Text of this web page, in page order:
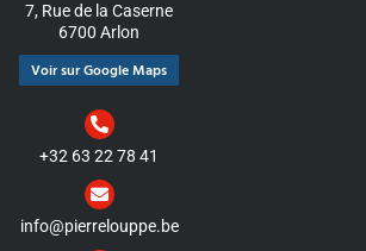
7, Rue de la Caserne
6700 Arlon
Voir sur Google Maps
+32 63 22 78 41
info@pierrelouppe.be